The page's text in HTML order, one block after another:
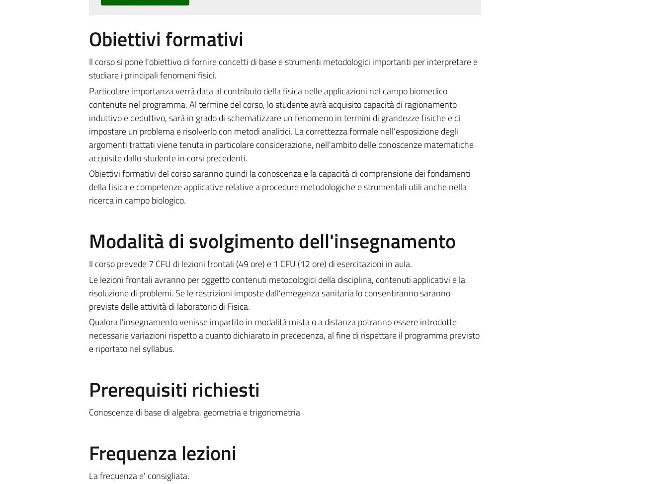
Obiettivi formativi
Il corso si pone l'obiettivo di fornire concetti di base e strumenti metodologici importanti per interpretare e
studiare i principali fenomeni fisici.
Particolare importanza verrà data al contributo della fisica nelle applicazioni nel campo biomedico
contenute nel programma. Al termine del corso, lo studente avrà acquisito capacità di ragionamento
induttivo e deduttivo, sarà in grado di schematizzare un fenomeno in termini di grandezze fisiche e di
impostare un problema e risolverlo con metodi analitici. La correttezza formale nell’esposizione degli
argomenti trattati viene tenuta in particolare considerazione, nell'ambito delle conoscenze matematiche
acquisite dallo studente in corsi precedenti.
Obiettivi formativi del corso saranno quindi la conoscenza e la capacità di comprensione dei fondamenti
della fisica e competenze applicative relative a procedure metodologiche e strumentali utili anche nella
ricerca in campo biologico.
Modalità di svolgimento dell'insegnamento
Il corso prevede 7 CFU di lezioni frontali (49 ore) e 1 CFU (12 ore) di esercitazioni in aula.
Le lezioni frontali avranno per oggetto contenuti metodologici della disciplina, contenuti applicativi e la
risoluzione di problemi. Se le restrizioni imposte dall’emegenza sanitaria lo consentiranno saranno
previste delle attività di laboratorio di Fisica.
Qualora l'insegnamento venisse impartito in modalità mista o a distanza potranno essere introdotte
necessarie variazioni rispetto a quanto dichiarato in precedenza, al fine di rispettare il programma previsto
e riportato nel syllabus.
Prerequisiti richiesti
Conoscenze di base di algebra, geometria e trigonometria
Frequenza lezioni
La frequenza e' consigliata.